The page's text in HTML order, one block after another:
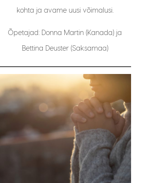
kohta ja avame uusi võimalusi.
Õpetajad: Donna Martin (Kanada) ja
Bettina Deuster (Saksamaa)